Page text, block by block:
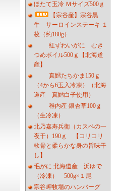
ほたて玉冷 Ｍサイズ500ｇ
【宗谷産】宗谷黒
牛 サーロインステーキ １
枚（約180g）
紅ずわいがに むき
つめボイル500ｇ【北海道
産】
真鱈たちかま150ｇ
（4から6玉入冷凍）（北海
道産 真鱈白子使用）
稚内産 銀杏草100ｇ
（生冷凍）
北乃嘉寿兵衛（カスベの一
夜干）190ｇ 【コリコリ
軟骨と柔らかな身の旨味干
し】
毛がに 北海道産 浜ゆで
（冷凍） 500g×１尾
宗谷岬牧場のハンバーグ